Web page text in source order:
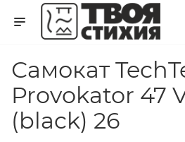
Самокат
Provokator 47
(black) 26